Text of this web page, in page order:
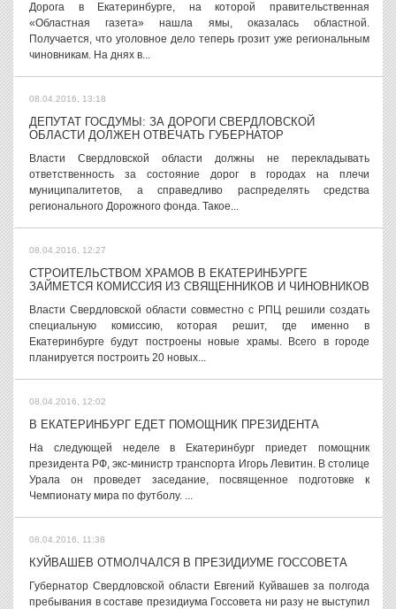
Дорога в Екатеринбурге, на которой правительственная
«Областная газета» нашла ямы, оказалась областной.
Получается, что уголовное дело теперь грозит уже региональным
чиновникам. На днях в...
08.04.2016, 13:18
ДЕПУТАТ ГОСДУМЫ: ЗА ДОРОГИ СВЕРДЛОВСКОЙ
ОБЛАСТИ ДОЛЖЕН ОТВЕЧАТЬ ГУБЕРНАТОР
Власти Свердловской области должны не перекладывать
ответственность за состояние дорог в городах на плечи
муниципалитетов, а справедливо распределять средства
регионального Дорожного фонда. Такое...
08.04.2016, 12:27
СТРОИТЕЛЬСТВОМ ХРАМОВ В ЕКАТЕРИНБУРГЕ
ЗАЙМЕТСЯ КОМИССИЯ ИЗ СВЯЩЕННИКОВ И ЧИНОВНИКОВ
Власти Свердловской области совместно с РПЦ решили создать
специальную комиссию, которая решит, где именно в
Екатеринбурге будут построены новые храмы. Всего в городе
планируется построить 20 новых...
08.04.2016, 12:02
В ЕКАТЕРИНБУРГ ЕДЕТ ПОМОЩНИК ПРЕЗИДЕНТА
На следующей неделе в Екатеринбург приедет помощник
президента РФ, экс-министр транспорта Игорь Левитин. В столице
Урала он проведет заседание, посвященное подготовке к
Чемпионату мира по футболу. ...
08.04.2016, 11:38
КУЙВАШЕВ ОТМОЛЧАЛСЯ В ПРЕЗИДИУМЕ ГОССОВЕТА
Губернатор Свердловской области Евгений Куйвашев за полгода
пребывания в составе президиума Госсовета ни разу не выступил